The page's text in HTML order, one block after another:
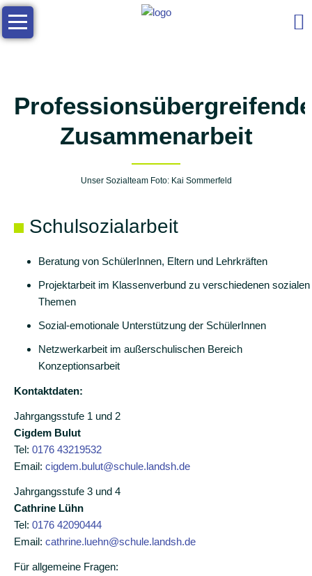
Navigation
überspringen
Die
Schule
Kontakt
Zusammenarbeit
Arbeitsgemeinschaften
Elternmitarbeit
Eingangsphase
Inklusion
Schulassistenz
Schulprogramm
Programm
Betreuung
Professionsübergreifende
Zusammenarbeit
Unser Sozialteam Foto: Kai Sommerfeld
Schulsozialarbeit
Beratung von SchülerInnen, Eltern und Lehrkräften
Projektarbeit im Klassenverbund zu verschiedenen sozialen
Themen
Sozial-emotionale Unterstützung der SchülerInnen
Netzwerkarbeit im außerschulischen Bereich
Konzeptionsarbeit
Kontaktdaten:
Jahrgangsstufe 1 und 2
Cigdem Bulut
Tel: 0176 43219532
Email: cigdem.bulut@schule.landsh.de
Jahrgangsstufe 3 und 4
Cathrine Lühn
Tel: 0176 42090444
Email: cathrine.luehn@schule.landsh.de
Für allgemeine Fragen: